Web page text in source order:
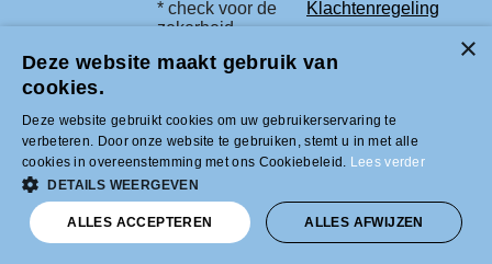
* check voor de
zekerheid
Klachtenregeling
agenda.
Tel +31 (0)33-2996333 |
info@modelbouwled.nl | BTW nummer
NL001954275B26 | KVK nummer
31043946 | IBAN nummer NL59INGB
0007617629
Deze website maakt gebruik van
cookies.
Deze website gebruikt cookies om uw gebruikerservaring te
verbeteren. Door onze website te gebruiken, stemt u in met alle
cookies in overeenstemming met ons Cookiebeleid. Lees verder
DETAILS WEERGEVEN
ALLES ACCEPTEREN ALLES AFWIJZEN